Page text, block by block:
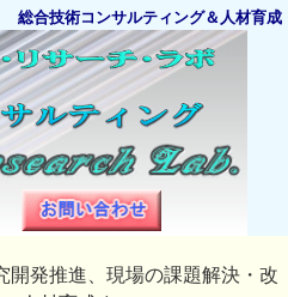
総合技術コンサルティング＆人材育成
開発推進、現場の課題解決・改